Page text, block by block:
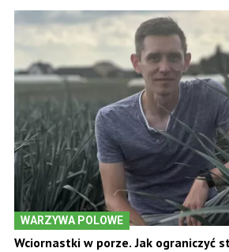
WARZYWA POLOWE
Wciornastki w porze. Jak ograniczyć